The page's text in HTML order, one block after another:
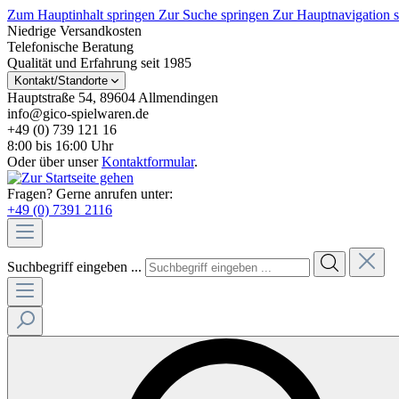
Zum Hauptinhalt springen Zur Suche springen Zur Hauptnavigation
Niedrige Versandkosten
Telefonische Beratung
Qualität und Erfahrung seit 1985
Kontakt/Standorte
Hauptstraße 54, 89604 Allmendingen
info@gico-spielwaren.de
+49 (0) 739 121 16
8:00 bis 16:00 Uhr
Oder über unserKontaktformular.
Fragen? Gerne anrufen unter:
+49 (0) 7391 2116
Suchbegriff eingeben ...